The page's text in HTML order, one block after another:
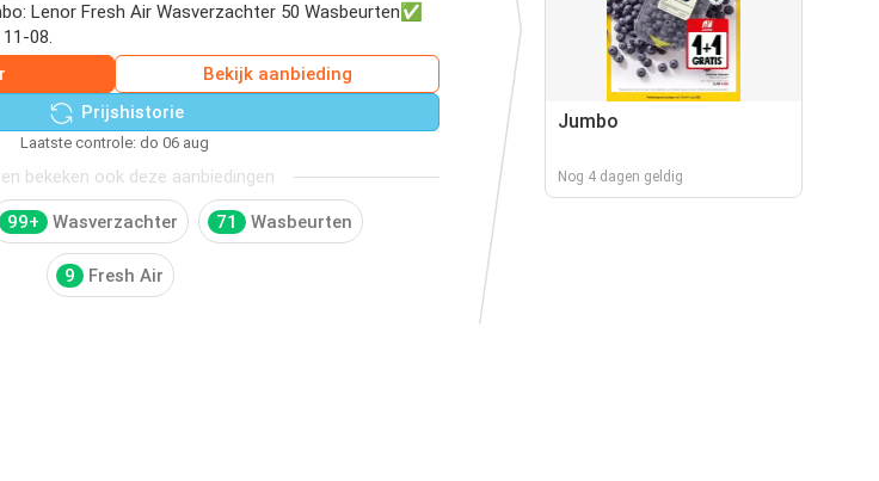
Lenor Fresh Air Wasverzachter 50 Wasbeurten✅
08.
Bekijk aanbieding
Prijshistorie
Laatste controle: do 06 aug
bekeken ook deze aanbiedingen
99+ Wasverzachter 71 Wasbeurten
9 Fresh Air
Jumbo
Nog 4 dagen geldig